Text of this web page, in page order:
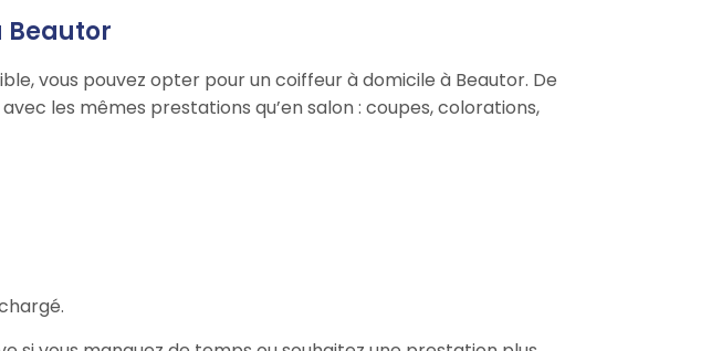
Beautor
vous pouvez opter pour un coiffeur à domicile à Beautor. De
les mêmes prestations qu’en salon : coupes, colorations,